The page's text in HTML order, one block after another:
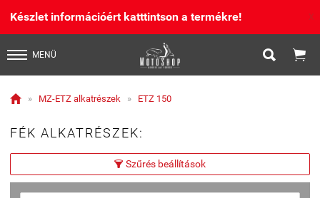
Készlet információért katttintson a termékre! X
MENÜ  
 » MZ-ETZ alkatrészek » ETZ 150
FÉK ALKATRÉSZEK:
 Szűrés beállítások